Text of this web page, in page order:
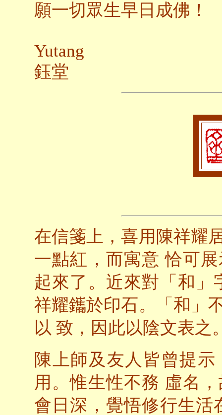
願一切眾生早日成佛！
Yutang
鈺堂
在信箋上，喜用陳祥
一點紅，而寓意 恰可
起來了。近來對「和」
祥耀鑴於印石。「和」
以 致，因此以陰文表之
陳上師及友人皆曾提
用。惟生性不務 虛名
會日深，覺悟修行生活